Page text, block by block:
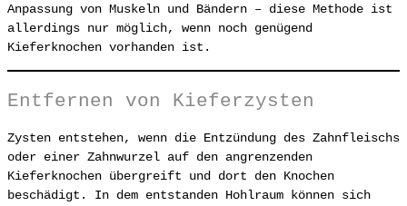
Anpassung von Muskeln und Bändern – diese Methode ist
allerdings nur möglich, wenn noch genügend
Kieferknochen vorhanden ist.
Entfernen von Kieferzysten
Zysten entstehen, wenn die Entzündung des Zahnfleischs
oder einer Zahnwurzel auf den angrenzenden
Kieferknochen übergreift und dort den Knochen
beschädigt. In dem entstanden Hohlraum können sich